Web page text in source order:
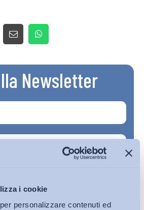
i cookie
personalizzare contenuti ed
Newsletter